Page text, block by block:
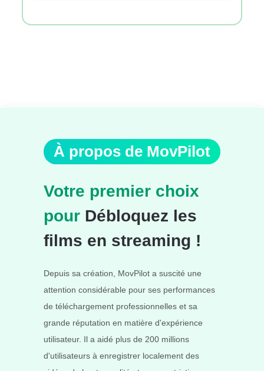
À propos de MovPilot
Votre premier choix
pour Débloquez les
films en streaming !
Depuis sa création, MovPilot a suscité une
attention considérable pour ses performances
de téléchargement professionnelles et sa
grande réputation en matière d'expérience
utilisateur. Il a aidé plus de 200 millions
d'utilisateurs à enregistrer localement des